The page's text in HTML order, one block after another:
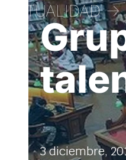
ACTUALIDAD -
3 diciembre,